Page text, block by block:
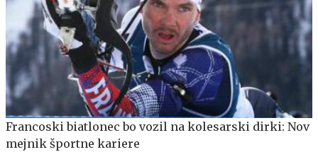
Francoski biatlonec bo vozil na kolesarski dirki: Nov
mejnik športne kariere